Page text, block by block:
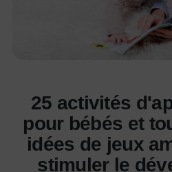
25 activités
pour bébés et
idées de jeux
stimuler le